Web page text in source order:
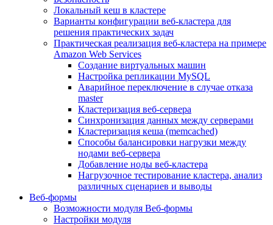
Локальный кеш в кластере
Варианты конфигурации веб-кластера для
решения практических задач
Практическая реализация веб-кластера на примере
Amazon Web Services
Создание виртуальных машин
Настройка репликации MySQL
Аварийное переключение в случае отказа
master
Кластеризация веб-сервера
Синхронизация данных между серверами
Кластеризация кеша (memcached)
Способы балансировки нагрузки между
нодами веб-сервера
Добавление ноды веб-кластера
Нагрузочное тестирование кластера, анализ
различных сценариев и выводы
Веб-формы
Возможности модуля Веб-формы
Настройки модуля